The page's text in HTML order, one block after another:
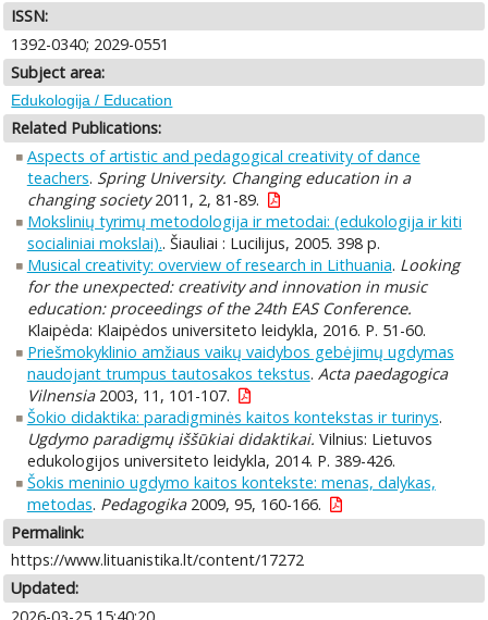
ISSN:
1392-0340; 2029-0551
Subject area:
Edukologija / Education
Related Publications:
Aspects of artistic and pedagogical creativity of dance
teachers. Spring University. Changing education in a
changing society2011, 2, 81-89.
Mokslinių tyrimų metodologija ir metodai: (edukologija ir kiti
socialiniai mokslai).. Šiauliai : Lucilijus, 2005. 398 p.
Musical creativity: overview of research in Lithuania. Looking
for the unexpected: creativity and innovation in music
education: proceedings of the 24th EAS Conference.
Klaipėda: Klaipėdos universiteto leidykla, 2016. P. 51-60.
Priešmokyklinio amžiaus vaikų vaidybos gebėjimų ugdymas
naudojant trumpus tautosakos tekstus. Acta paedagogica
Vilnensia2003, 11, 101-107.
Šokio didaktika: paradigminės kaitos kontekstas ir turinys.
Ugdymo paradigmų iššūkiai didaktikai. Vilnius: Lietuvos
edukologijos universiteto leidykla, 2014. P. 389-426.
Šokis meninio ugdymo kaitos kontekste: menas, dalykas,
metodas. Pedagogika2009, 95, 160-166.
Permalink:
https://www.lituanistika.lt/content/17272
Updated: